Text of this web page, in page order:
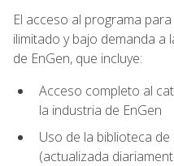
El acceso al programa
ilimitado y bajo demanda a
de EnGen, que incluye:
Acceso completo al
la industria de EnGen
Uso de la biblioteca
(actualizada